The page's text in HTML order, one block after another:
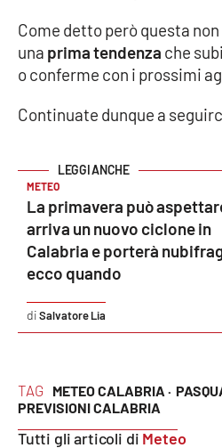
Società
Good Morning Vietnam
Parchi Marini Calabria
Imprese Di Calabria
Le perfidie di Antonella
Venti di comunicazione
TAG METEO CALABRIA ·
PREVISIONI CALABRIA
Tutti gli articoli di Meteo
Come detto però questa
una prima tendenza che
o conferme con i prossimi
Continuate dunque a
METEO
La primavera può
arriva un nuovo ciclone in
Calabria e porterà
ecco quando
Salvatore Lia